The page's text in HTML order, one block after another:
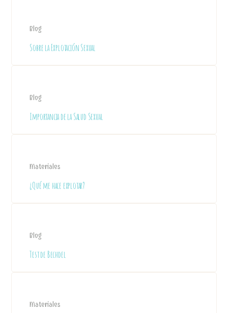
Blog
Sobre la Explotación Sexual
Blog
Importancia de la Salud Sexual
Materiales
¿Qué me hace explotar?
Blog
Test de Bechdel
Materiales